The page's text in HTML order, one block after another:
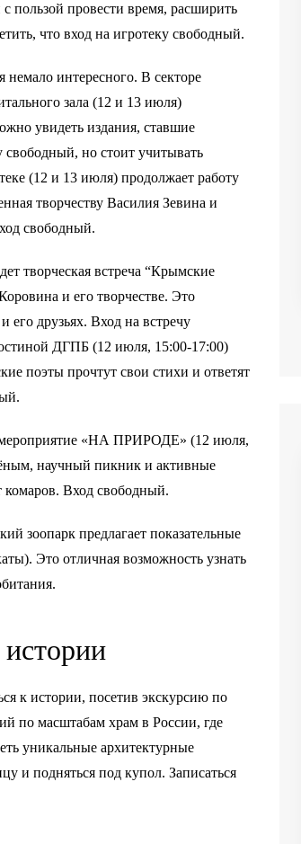
пользой провести время, расширить
что вход на игротеку свободный.
немало интересного. В секторе
зала (12 и 13 июля)
увидеть издания, ставшие
свободный, но стоит учитывать
(12 и 13 июля) продолжает работу
творчеству Василия Зевина и
свободный.
творческая встреча “Крымские
и его творчестве. Это
его друзьях. Вход на встречу
ДГПБ (12 июля, 15:00-17:00)
поэты прочтут свои стихи и ответят
мероприятие «НА ПРИРОДЕ» (12 июля,
научный пикник и активные
комаров. Вход свободный.
зоопарк предлагает показательные
Это отличная возможность узнать
к истории, посетив экскурсию по
по масштабам храм в России, где
уникальные архитектурные
и подняться под купол. Записаться